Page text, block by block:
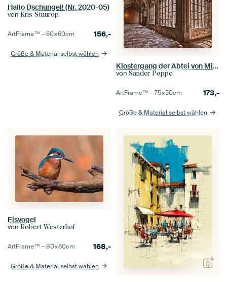
Hallo Dschungel! (Nr. 2020-05)
von Kris Stuurop
ArtFrame™ –60×60cm 156,-
Größe & Material selbst wählen
Klostergang der Abtei von Middelburg
von Sander Poppe
ArtFrame™ –75×50cm 173,-
Größe & Material selbst wählen
Eisvogel
von Robert Westerhof
ArtFrame™ –80×60cm 168,-
Größe & Material selbst wählen